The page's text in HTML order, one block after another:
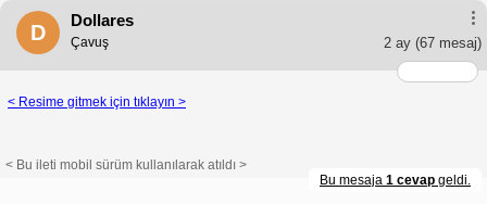
D
Dollares
2 ay (67 mesaj)
Çavuş
< Resime gitmek için tıklayın >
< Bu ileti mobil sürüm kullanılarak atıldı >
Bu mesaja 1 cevap geldi.